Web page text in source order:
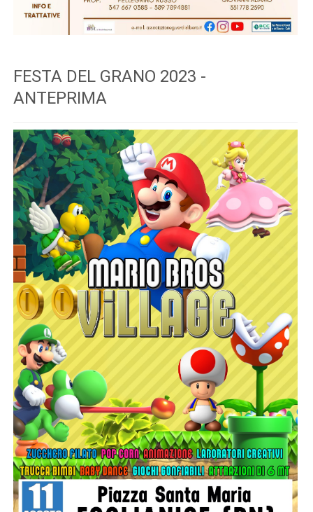
FESTA DEL GRANO 2023 -
ANTEPRIMA